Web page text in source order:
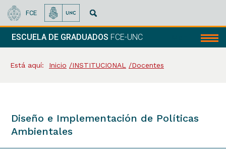
FCE
ESCUELA DE GRADUADOS FCE-UNC
Está aquí: Inicio INSTITUCIONAL Docentes
Diseño e Implementación de Políticas
Ambientales